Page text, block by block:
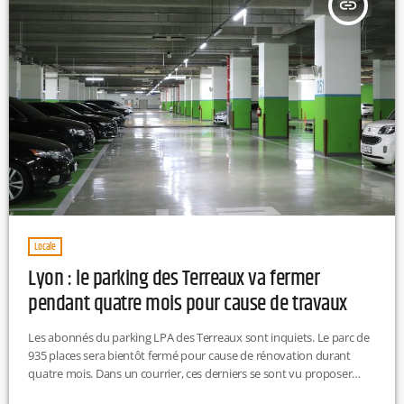
insert_link
Locale
Lyon : le parking des Terreaux va fermer
pendant quatre mois pour cause de travaux
Les abonnés du parking LPA des Terreaux sont inquiets. Le parc de
935 places sera bientôt fermé pour cause de rénovation durant
quatre mois. Dans un courrier, ces derniers se sont vu proposer